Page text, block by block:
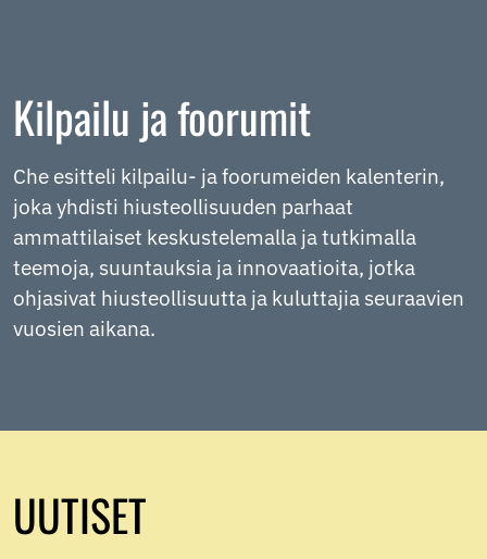
Kilpailu ja foorumit
Che esitteli kilpailu- ja foorumeiden kalenterin,
joka yhdisti hiusteollisuuden parhaat
ammattilaiset keskustelemalla ja tutkimalla
teemoja, suuntauksia ja innovaatioita, jotka
ohjasivat hiusteollisuutta ja kuluttajia seuraavien
vuosien aikana.
UUTISET